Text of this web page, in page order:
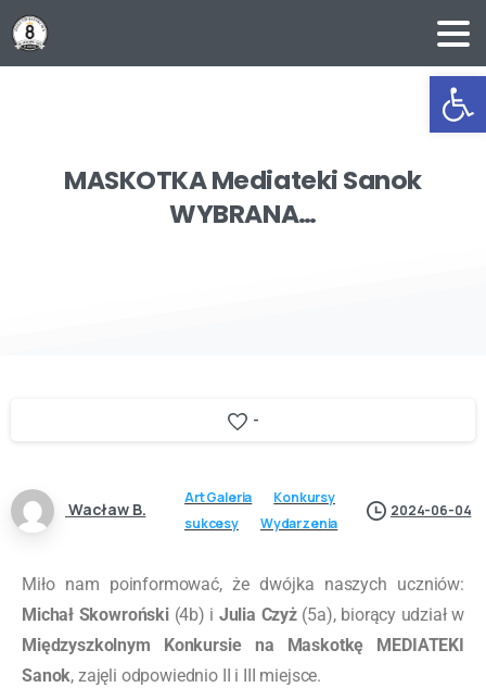
MASKOTKAMediatekiSanok
WYBRANA…
-
Wacław B.
Art Galeria
Konkursy
sukcesy
Wydarzenia
2024-06-04
Miło nam poinformować, że dwójka naszych uczniów:
Michał Skowroński(4b) i Julia Czyż(5a), biorący udział w
Międzyszkolnym Konkursie na Maskotkę MEDIATEKI
Sanok, zajęli odpowiednio II i III miejsce.